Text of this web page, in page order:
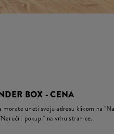
BOX - CENA
uneti svoju adresu klikom na
i pokupi" na vrhu stranice.